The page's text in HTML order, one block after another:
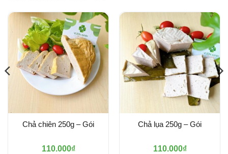
Chả chiên 250g – Gói
110.000₫
Chả lụa 250g – Gói
110.000₫